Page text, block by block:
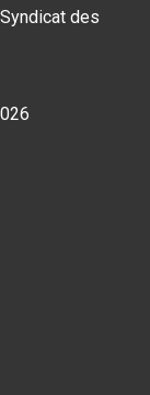
des